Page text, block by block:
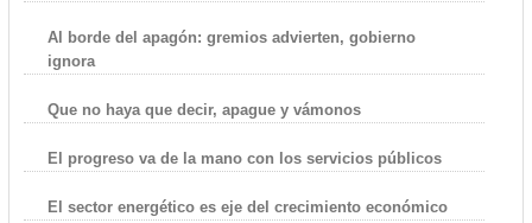
Al borde del apagón: gremios advierten, gobierno
ignora
Que no haya que decir, apague y vámonos
El progreso va de la mano con los servicios públicos
El sector energético es eje del crecimiento económico